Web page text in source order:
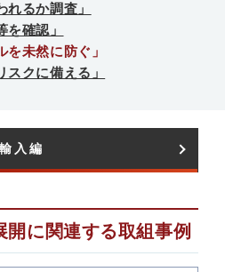
るか調査」
確認」
未然に防ぐ」
クに備える」
輸入編​
開に関連する取組事例